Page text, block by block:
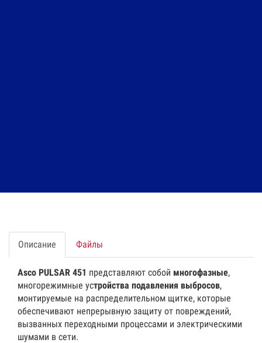
Описание Файлы
Asco PULSAR 451 представляют собой многофазные,
многорежимные устройства подавления выбросов,
монтируемые на распределительном щитке, которые
обеспечивают непрерывную защиту от повреждений,
вызванных переходными процессами и электрическими
шумами в сети.